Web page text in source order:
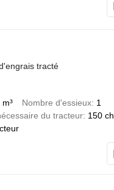
tracté
m³ Nombre d'essieux 1
du tracteur 150 ch